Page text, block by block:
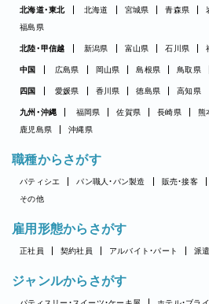
北海道・東北 北海道 宮城県 青森県
福島県
北陸・甲信越 新潟県 富山県 石川県
中国 広島県 岡山県 島根県 鳥取県
四国 愛媛県 香川県 徳島県 高知県
九州・沖縄 福岡県 佐賀県 長崎県 熊
鹿児島県
沖縄県
職種からさがす
パティシエ パン職人・パン製造 販売・接客
その他
雇用形態からさがす
正社員 契約社員 アルバイト・パート 派
ジャンルからさがす